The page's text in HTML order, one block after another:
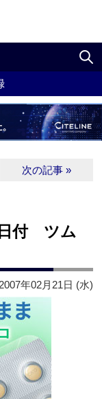
次の記事 »
日付 ツム
2007年02月21日 (水)